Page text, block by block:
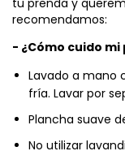
recomendamos:
- ¿Cómo cuido mi
Lavado a mano
fría. Lavar por
Plancha suave
No utilizar